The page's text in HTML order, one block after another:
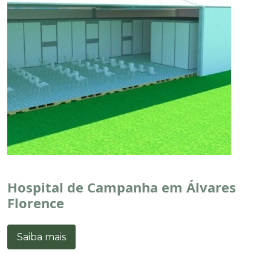
Hospital de Campanha em Álvares
Florence
Saiba mais